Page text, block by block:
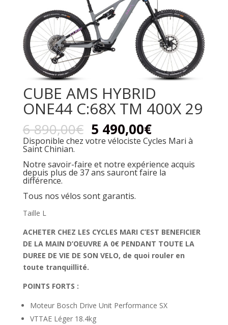
CUBE AMS HYBRID
ONE44 C:68X TM 400X 29
6 890,00€ 5 490,00€
Disponible chez votre vélociste Cycles Mari à
Saint Chinian.
Notre savoir-faire et notre expérience acquis
depuis plus de 37 ans sauront faire la
différence.
Tous nos vélos sont garantis.
Taille L
ACHETER CHEZ LES CYCLES MARI C’EST BENEFICIER
DE LA MAIN D’OEUVRE A 0€ PENDANT TOUTE LA
DUREE DE VIE DE SON VELO, de quoi rouler en
toute tranquillité.
POINTS FORTS :
Moteur Bosch Drive Unit Performance SX
VTTAE Léger 18.4kg